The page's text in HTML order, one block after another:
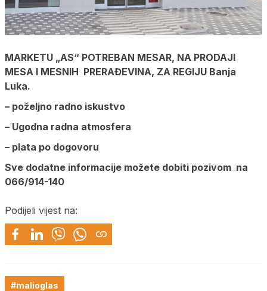
MARKETU „AS“ POTREBAN MESAR, NA PRODAJI
MESA I MESNIH PRERAĐEVINA, ZA REGIJU Banja
Luka.
– poželjno radno iskustvo
– Ugodna radna atmosfera
– plata po dogovoru
Sve dodatne informacije možete dobiti pozivom na
066/914-140
Podijeli vijest na:
#malioglas